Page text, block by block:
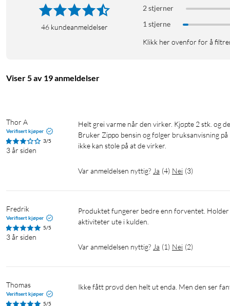
46 kundeanmeldelser
2 stjerner
1 stjerne
Klikk her ovenfor for å
Viser 5 av 19 anmeldelser
Thor A
Verifisert kjøper
3/5
3 år siden
Helt grei varme når den virker. Kjøpte 2 stk. og den ene virker dårlig. Slukker etter 1/2 time. Vet ikke hvorfor det skjer.
Bruker Zippo bensin og følger bruksanvisning på
ikke kan stole på at de virker.
Var anmeldelsen nyttig? Ja (4) Nei (3)
Fredrik
Verifisert kjøper
5/5
3 år siden
Produktet fungerer bedre enn forventet. Holder god varme i minst 12 timer. Kan anbefales til alle som driver med
aktiviteter ute i kulden.
Var anmeldelsen nyttig? Ja (1) Nei (2)
Thomas
Verifisert kjøper
5/5
Ikke fått prøvd den helt ut enda. Men den ser